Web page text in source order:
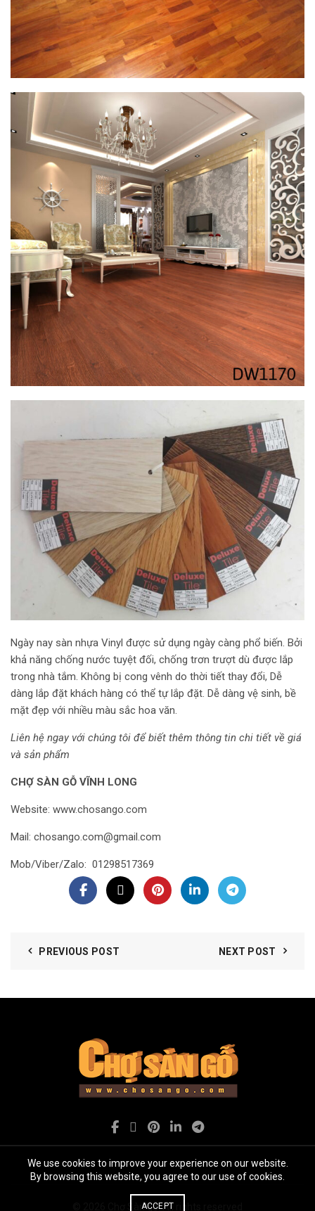
Ngày nay sàn nhựa Vinyl được sử dụng ngày càng phổ biến. Bởi
khả năng chống nước tuyệt đối, chống trơn trượt dù được lắp
trong nhà tắm. Không bị cong vênh do thời tiết thay đổi, Dễ
dàng lắp đặt khách hàng có thể tự lắp đặt. Dễ dàng vệ sinh, bề
mặt đẹp với nhiều màu sắc hoa văn.
Liên hệ ngay với chúng tôi để biết thêm thông tin chi tiết về giá
và sản phẩm
CHỢ SÀN GỖ VĨNH LONG
Website: www.chosango.com
Mail: chosango.com@gmail.com
Mob/Viber/Zalo: 01298517369
PREVIOUS POST NEXT POST
Chợ Sàn gỗ. All rights reserved
We use cookies to improve your experience on our website.
By browsing this website, you agree to our use of cookies.
ACCEPT